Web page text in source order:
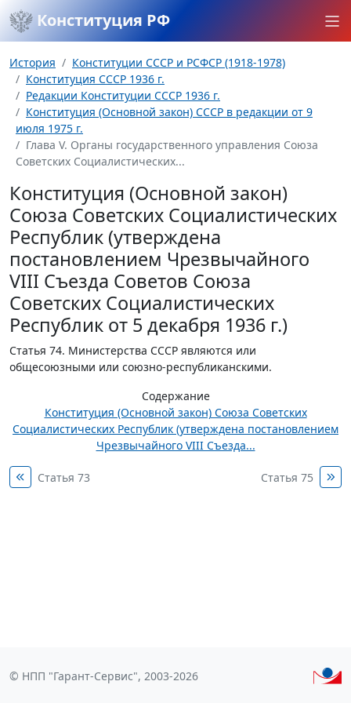
Конституция РФ
История
Конституции СССР и РСФСР (1918-1978)
Конституция СССР 1936 г.
Редакции Конституции СССР 1936 г.
Конституция (Основной закон) СССР в редакции от 9
июля 1975 г.
Глава V. Органы государственного управления Союза
Советских Социалистических...
Конституция (Основной закон)
Союза Советских Социалистических
Республик (утверждена
постановлением Чрезвычайного
VIII Съезда Советов Союза
Советских Социалистических
Республик от 5 декабря 1936 г.)
Статья 74. Министерства СССР являются или
общесоюзными или союзно-республиканскими.
Содержание
Конституция (Основной закон) Союза Советских
Социалистических Республик (утверждена постановлением
Чрезвычайного VIII Съезда...
Статья 73 Статья 75
© НПП "Гарант-Сервис", 2003-2026